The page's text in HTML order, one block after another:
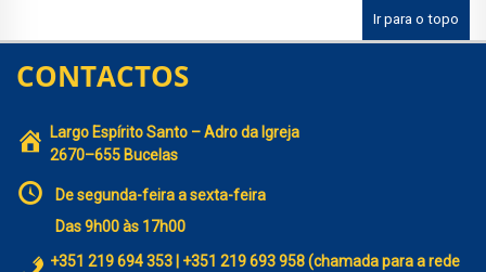
Ir para o topo
CONTACTOS
Largo Espírito Santo – Adro da Igreja
2670–655 Bucelas
De segunda-feira a sexta-feira
Das 9h00 às 17h00
+351 219 694 353 | +351 219 693 958 (chamada para a rede